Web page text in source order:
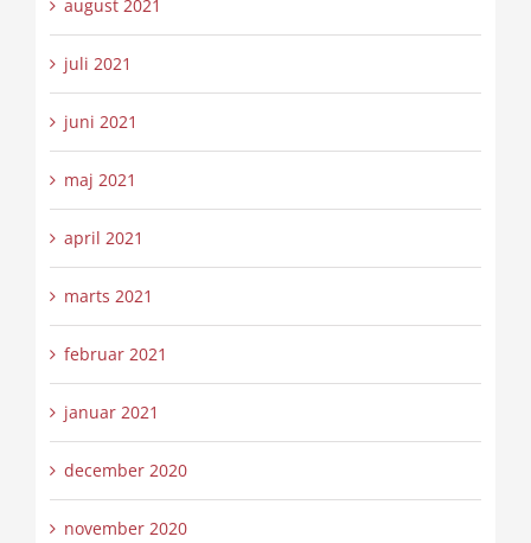
august 2021
juli 2021
juni 2021
maj 2021
april 2021
marts 2021
februar 2021
januar 2021
december 2020
november 2020